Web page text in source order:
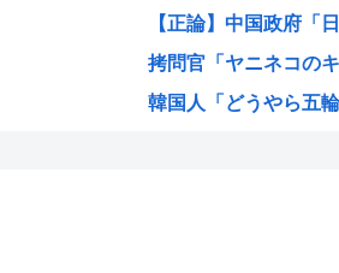
【正論】中国政府「
拷問官「ヤニネコの
韓国人「どうやら五
海外「日本なんて行
高市早苗政権「円安